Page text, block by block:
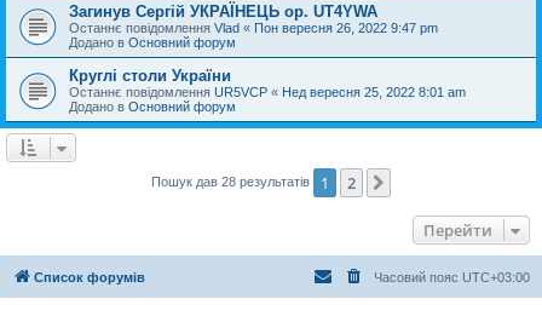
Загинув Сергій УКРАЇНЕЦЬ op. UT4YWA
Останнє повідомлення Vlad « Пон вересня 26, 2022 9:47 pm
Додано в Основний форум
Круглі столи України
Останнє повідомлення UR5VCP « Нед вересня 25, 2022 8:01 am
Додано в Основний форум
Пошук дав 28 результатів 1 2
Перейти
Список форумів Часовий пояс UTC+03:00